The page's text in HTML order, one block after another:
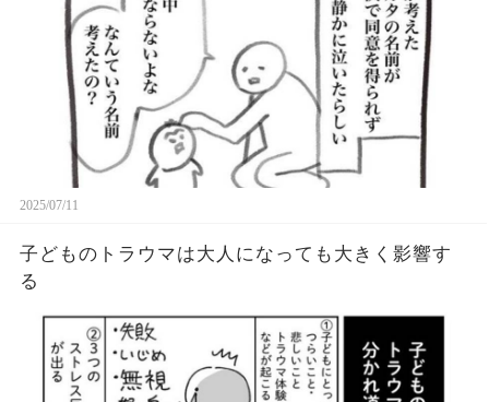
2025/07/11
子どものトラウマは大人になっても大きく影響す
る